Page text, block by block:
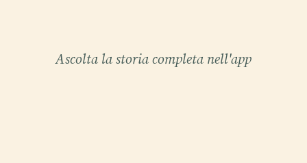
Ascolta la storia completa nell'app